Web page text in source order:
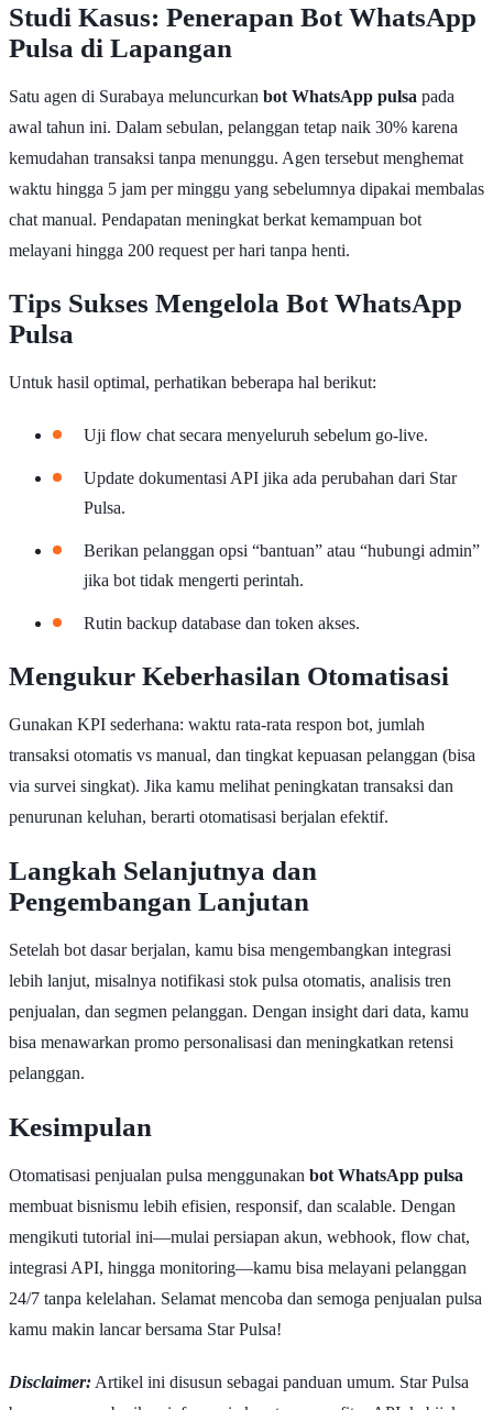
Studi Kasus: Penerapan Bot WhatsApp
Pulsa di Lapangan
Satu agen di Surabaya meluncurkan bot WhatsApp pulsa pada
awal tahun ini. Dalam sebulan, pelanggan tetap naik 30% karena
kemudahan transaksi tanpa menunggu. Agen tersebut menghemat
waktu hingga 5 jam per minggu yang sebelumnya dipakai membalas
chat manual. Pendapatan meningkat berkat kemampuan bot
melayani hingga 200 request per hari tanpa henti.
Tips Sukses Mengelola Bot WhatsApp
Pulsa
Untuk hasil optimal, perhatikan beberapa hal berikut:
Uji flow chat secara menyeluruh sebelum go-live.
Update dokumentasi API jika ada perubahan dari Star
Pulsa.
Berikan pelanggan opsi “bantuan” atau “hubungi admin”
jika bot tidak mengerti perintah.
Rutin backup database dan token akses.
Mengukur Keberhasilan Otomatisasi
Gunakan KPI sederhana: waktu rata-rata respon bot, jumlah
transaksi otomatis vs manual, dan tingkat kepuasan pelanggan (bisa
via survei singkat). Jika kamu melihat peningkatan transaksi dan
penurunan keluhan, berarti otomatisasi berjalan efektif.
Langkah Selanjutnya dan
Pengembangan Lanjutan
Setelah bot dasar berjalan, kamu bisa mengembangkan integrasi
lebih lanjut, misalnya notifikasi stok pulsa otomatis, analisis tren
penjualan, dan segmen pelanggan. Dengan insight dari data, kamu
bisa menawarkan promo personalisasi dan meningkatkan retensi
pelanggan.
Kesimpulan
Otomatisasi penjualan pulsa menggunakan bot WhatsApp pulsa
membuat bisnismu lebih efisien, responsif, dan scalable. Dengan
mengikuti tutorial ini—mulai persiapan akun, webhook, flow chat,
integrasi API, hingga monitoring—kamu bisa melayani pelanggan
24/7 tanpa kelelahan. Selamat mencoba dan semoga penjualan pulsa
kamu makin lancar bersama Star Pulsa!
Disclaimer: Artikel ini disusun sebagai panduan umum. Star Pulsa